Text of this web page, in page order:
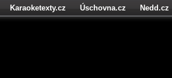
Karaoketexty.cz Úschovna.cz
Nedd.cz